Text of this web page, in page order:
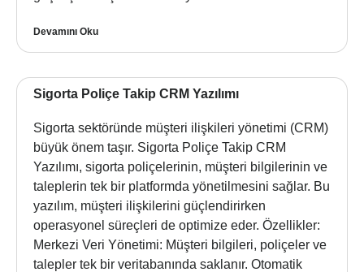
Devamını Oku
Sigorta Poliçe Takip CRM Yazılımı
Sigorta sektöründe müşteri ilişkileri yönetimi (CRM)
büyük önem taşır. Sigorta Poliçe Takip CRM
Yazılımı, sigorta poliçelerinin, müşteri bilgilerinin ve
taleplerin tek bir platformda yönetilmesini sağlar. Bu
yazılım, müşteri ilişkilerini güçlendirirken
operasyonel süreçleri de optimize eder. Özellikler:
Merkezi Veri Yönetimi: Müşteri bilgileri, poliçeler ve
talepler tek bir veritabanında saklanır. Otomatik